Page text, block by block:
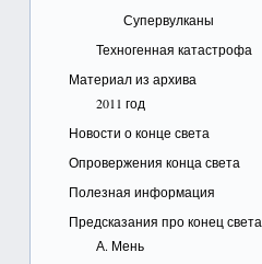
Супервулканы
Техногенная катастрофа
Материал из архива
2011 год
Новости о конце света
Опровержения конца света
Полезная информация
Предсказания про конец света
А. Мень